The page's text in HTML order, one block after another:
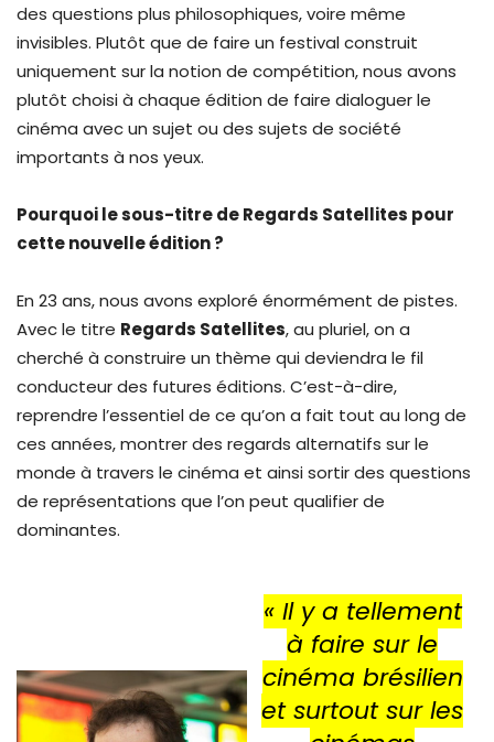
des questions plus philosophiques, voire même
invisibles. Plutôt que de faire un festival construit
uniquement sur la notion de compétition, nous avons
plutôt choisi à chaque édition de faire dialoguer le
cinéma avec un sujet ou des sujets de société
importants à nos yeux.
Pourquoi le sous-titre de Regards Satellites pour
cette nouvelle édition ?
En 23 ans, nous avons exploré énormément de pistes.
Avec le titre Regards Satellites, au pluriel, on a
cherché à construire un thème qui deviendra le fil
conducteur des futures éditions. C’est-à-dire,
reprendre l’essentiel de ce qu’on a fait tout au long de
ces années, montrer des regards alternatifs sur le
monde à travers le cinéma et ainsi sortir des questions
de représentations que l’on peut qualifier de
dominantes.
« Il y a tellement
à faire sur le
cinéma brésilien
et surtout sur les